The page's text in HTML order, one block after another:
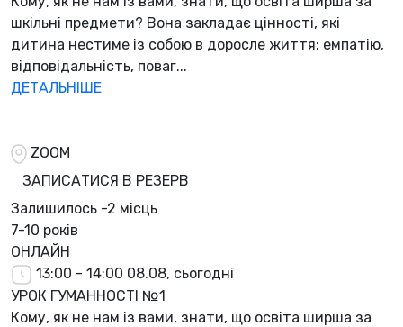
шкільні предмети? Вона закладає цінності, які
дитина нестиме із собою в доросле життя: емпатію,
відповідальність, поваг...
ДЕТАЛЬНІШЕ
ZOOM
ЗАПИСАТИСЯ В РЕЗЕРВ
Залишилось -2 місць
7-10 років
ОНЛАЙН
13:00 - 14:00 08.08, сьогодні
УРОК ГУМАННОСТІ №1
Кому, як не нам із вами, знати, що освіта ширша за